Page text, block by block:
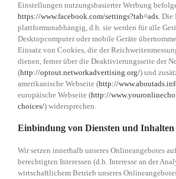
Einstellungen nutzungsbasierter Werbung
https://www.facebook.com/settings?tab=ads. Die
plattformunabhängig, d.h. sie werden für alle
Desktopcomputer oder mobile Geräte
Einsatz von Cookies, die der
dienen, ferner über die Deaktivierungsseite der
(http://optout.networkadvertising.org/) und
amerikanische Webseite (http://
europäische Webseite (http://
choices/) widersprechen.
Einbindung von Diensten und
Wir setzen innerhalb unseres Onlineangebotes
berechtigten Interessen (d.h. Interesse an der
wirtschaftlichem Betrieb unseres